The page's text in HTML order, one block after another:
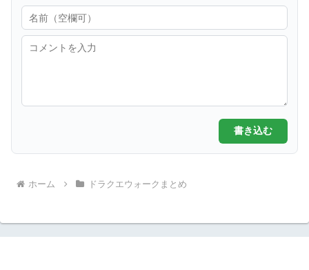
書き込む
ホーム ドラクエウォークまとめ